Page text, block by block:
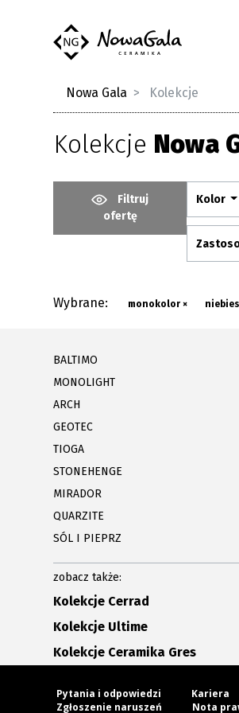
Nowa Gala Kolekcje
Kolekcje Nowa
Filtruj
ofertę
Kolor
Wybrane: monokolor ×
BALTIMO
MONOLIGHT
ARCH
GEOTEC
TIOGA
STONEHENGE
MIRADOR
QUARZITE
SÓL I PIEPRZ
zobacz także:
Kolekcje Cerrad
Kolekcje Ultime
Kolekcje Ceramika Gres
Pytania i odpowiedzi Kariera
Zgłoszenie naruszeń
Nota